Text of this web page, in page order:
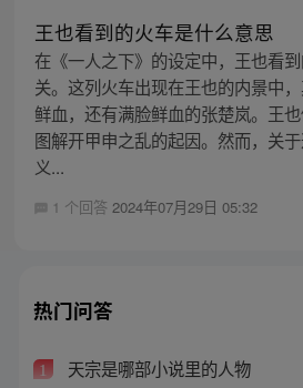
王也看到的火车是什么意思
在《一人之下》的设定中，王也看
关。这列火车出现在王也的内景中
鲜血，还有满脸鲜血的张楚岚。王
图解开甲申之乱的起因。然而，关
义...
1 个回答 2024年07月29日 05:32
热门问答
1 天宗是哪部小说里的人物